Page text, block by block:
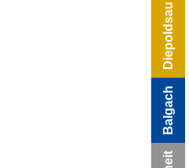
Diepoldsau
Balgach